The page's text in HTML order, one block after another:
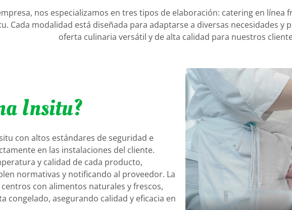
nos especializamos en tres tipos de elaboración: catering en línea
Cada modalidad está diseñada para adaptarse a diversas necesidades y
oferta culinaria versátil y de alta calidad para nuestros
Insitu?
con altos estándares de seguridad e
en las instalaciones del cliente.
y calidad de cada producto,
normativas y notificando al proveedor. La
con alimentos naturales y frescos,
congelado, asegurando calidad y eficacia en